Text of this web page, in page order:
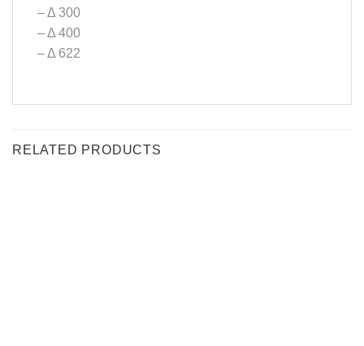
– Δ 300
– Δ 400
– Δ 622
RELATED PRODUCTS